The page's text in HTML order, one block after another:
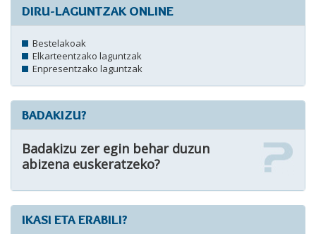
DIRU-LAGUNTZAK ONLINE
Bestelakoak
Elkarteentzako laguntzak
Enpresentzako laguntzak
BADAKIZU?
Badakizu zer egin behar duzun
abizena euskeratzeko?
IKASI ETA ERABILI?